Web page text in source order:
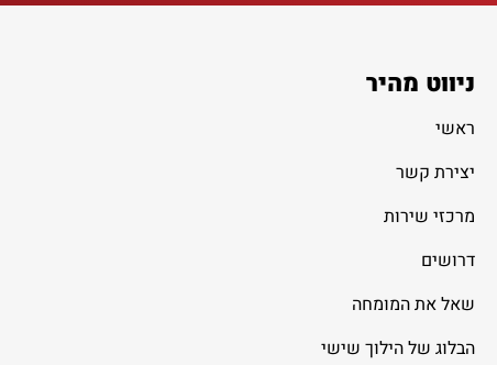
ניווט מהיר
ראשי
יצירת קשר
מרכזי שירות
דרושים
שאל את המומחה
הבלוג של הילוך שישי